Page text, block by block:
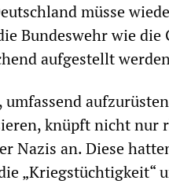
müsse
Bundeswehr wie die
aufgestellt
umfassend
knüpft nicht nur
Nazis an. Diese
„Kriegstüchtigkeit“